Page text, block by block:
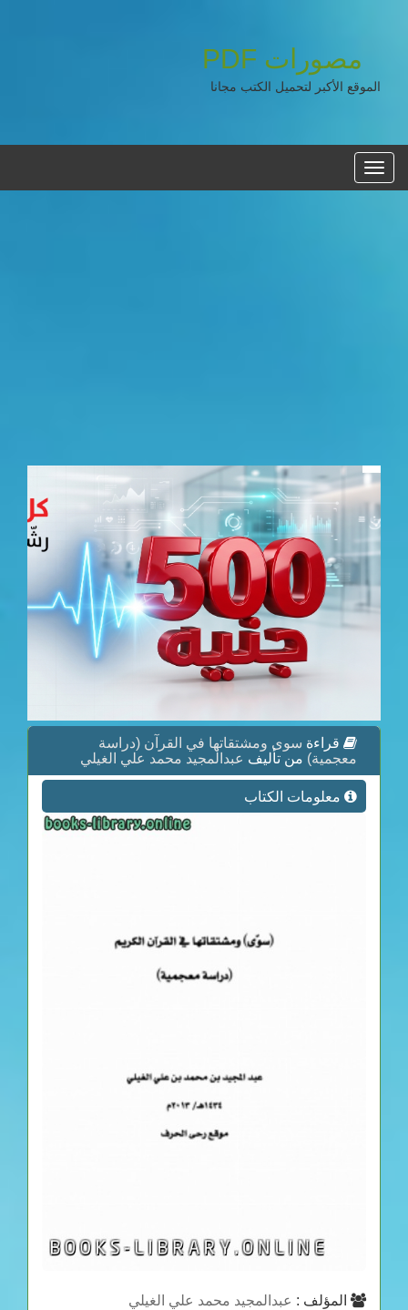
مصورات PDF
الموقع الأكبر لتحميل الكتب مجانا
القائمه
الرئيسية
قراءة سوى ومشتقاتها في القرآن (دراسة
معجمية) من تأليف عبدالمجيد محمد علي الغيلي
معلومات الكتاب
المؤلف : عبدالمجيد محمد علي الغيلي